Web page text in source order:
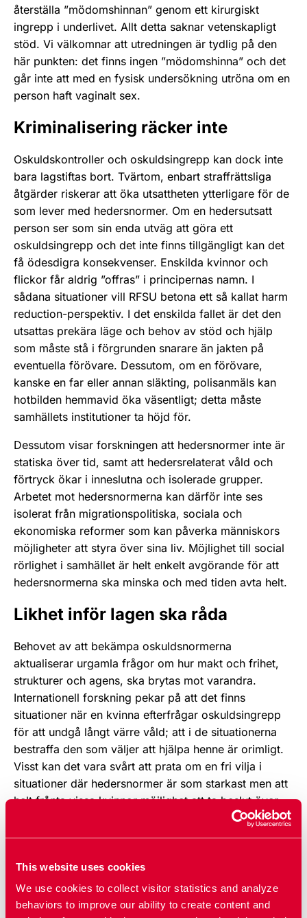
This website uses cookies
We use cookies to collect visitor statistics and analyze
behaviors to improve our ability to create content and
återställa ”mödomshinnan” genom ett kirurgiskt
ingrepp i underlivet. Allt detta saknar vetenskapligt
stöd. Vi välkomnar att utredningen är tydlig på den
här punkten: det finns ingen ”mödomshinna” och det
går inte att med en fysisk undersökning utröna om en
person haft vaginalt sex.
Kriminalisering räcker inte
Oskuldskontroller och oskuldsingrepp kan dock inte
bara lagstiftas bort. Tvärtom, enbart straffrättsliga
åtgärder riskerar att öka utsattheten ytterligare för de
som lever med hedersnormer. Om en hedersutsatt
person ser som sin enda utväg att göra ett
oskuldsingrepp och det inte finns tillgängligt kan det
få ödesdigra konsekvenser. Enskilda kvinnor och
flickor får aldrig ”offras” i principernas namn. I
sådana situationer vill RFSU betona ett så kallat harm
reduction-perspektiv. I det enskilda fallet är det den
utsattas prekära läge och behov av stöd och hjälp
som måste stå i förgrunden snarare än jakten på
eventuella förövare. Dessutom, om en förövare,
kanske en far eller annan släkting, polisanmäls kan
hotbilden hemmavid öka väsentligt; detta måste
samhällets institutioner ta höjd för.
Dessutom visar forskningen att hedersnormer inte är
statiska över tid, samt att hedersrelaterat våld och
förtryck ökar i inneslutna och isolerade grupper.
Arbetet mot hedersnormerna kan därför inte ses
isolerat från migrationspolitiska, sociala och
ekonomiska reformer som kan påverka människors
möjligheter att styra över sina liv. Möjlighet till social
rörlighet i samhället är helt enkelt avgörande för att
hedersnormerna ska minska och med tiden avta helt.
Likhet inför lagen ska råda
Behovet av att bekämpa oskuldsnormerna
aktualiserar urgamla frågor om hur makt och frihet,
strukturer och agens, ska brytas mot varandra.
Internationell forskning pekar på att det finns
situationer när en kvinna efterfrågar oskuldsingrepp
för att undgå långt värre våld; att i de situationerna
bestraffa den som väljer att hjälpa henne är orimligt.
Visst kan det vara svårt att prata om en fri vilja i
situationer där hedersnormer är som starkast men att
helt frånta vissa kvinnor möjlighet att ta beslut över
sina egna kroppar är också farligt. RFSU avråder
därför från att oskuldsingrepp ska vara straffbart om
samtycke. Här är det viktigt att påpeka att annan
form av intimkirurgi som sker med informerat
samtycke är fullt laglig. Likhet inför lagen ska råda